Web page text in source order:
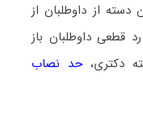
دسته از داوطلبان از
قطعی داوطلبان باز
دکتری،حد نصاب